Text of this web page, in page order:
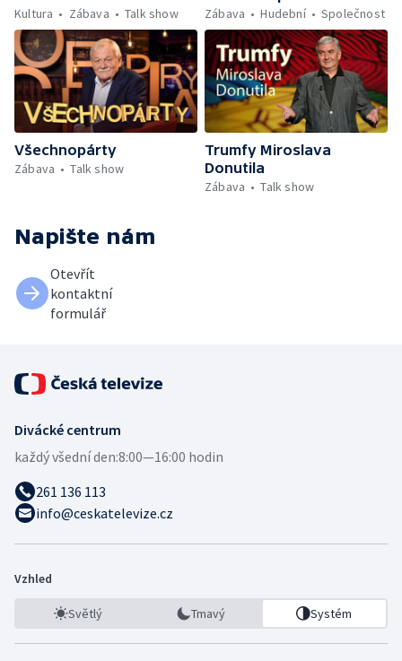
Kultura
Zábava Talk show
Zábava
Hudební Společnost
Všechnopárty
Zábava
Talk show
Trumfy Miroslava
Donutila
Zábava
Talk show
Napište nám
Otevřít
kontaktní
formulář
Divácké centrum
každý všední den:8:00—16:00 hodin
261 136 113
info@ceskatelevize.cz
Vzhled
Světlý Tmavý Systém